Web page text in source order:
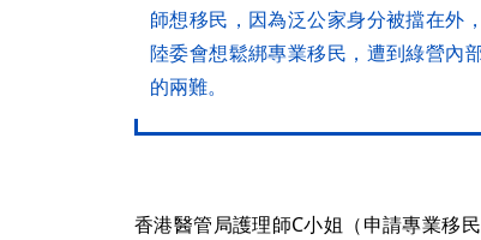
師想移民，因為泛公家身分被擋在外
陸委會想鬆綁專業移民，遭到綠營內
的兩難。
香港醫管局護理師C小姐（申請專業移